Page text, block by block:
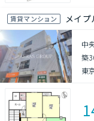
賃貸マンション メイプ
中
築
東